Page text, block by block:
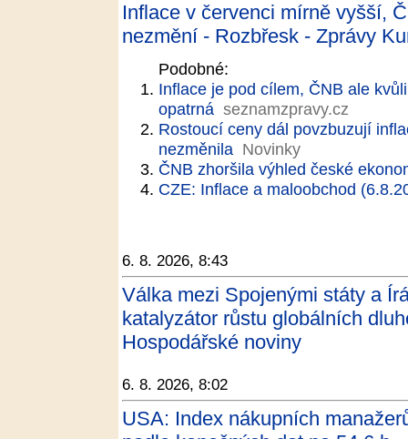
Inflace v červenci mírně vyšší,
nezmění - Rozbřesk - Zprávy
Podobné:
Inflace je pod cílem, ČNB ale
opatrná seznamzpravy.cz
Rostoucí ceny dál povzbuzují
nezměnila Novinky
ČNB zhoršila výhled české
CZE: Inflace a maloobchod
6. 8. 2026, 8:43
Válka mezi Spojenými státy a
katalyzátor růstu globálních
Hospodářské noviny
6. 8. 2026, 8:02
USA: Index nákupních